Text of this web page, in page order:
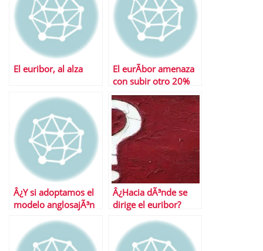
El euribor, al alza
El eurÃ­bor amenaza
con subir otro 20%
durante este aÃ±o
Â¿Y si adoptamos el
modelo anglosajÃ³n
hipoteca?
Â¿Hacia dÃ³nde se
dirige el euribor?